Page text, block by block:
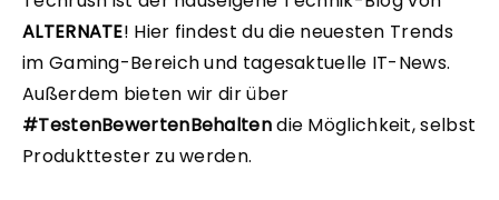
ALTERNATE! Hier findest du die neuesten Trends
im Gaming-Bereich und tagesaktuelle IT-News.
Außerdem bieten wir dir über
#TestenBewertenBehaltendie Möglichkeit, selbst
Produkttester zu werden.